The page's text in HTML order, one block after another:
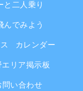
と二人乗り
んでみよう
カレンダー
エリア掲示板
問い合わせ